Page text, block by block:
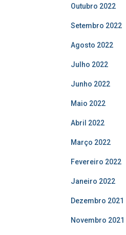
Outubro 2022
Setembro 2022
Agosto 2022
Julho 2022
Junho 2022
Maio 2022
Abril 2022
Março 2022
Fevereiro 2022
Janeiro 2022
Dezembro 2021
Novembro 2021